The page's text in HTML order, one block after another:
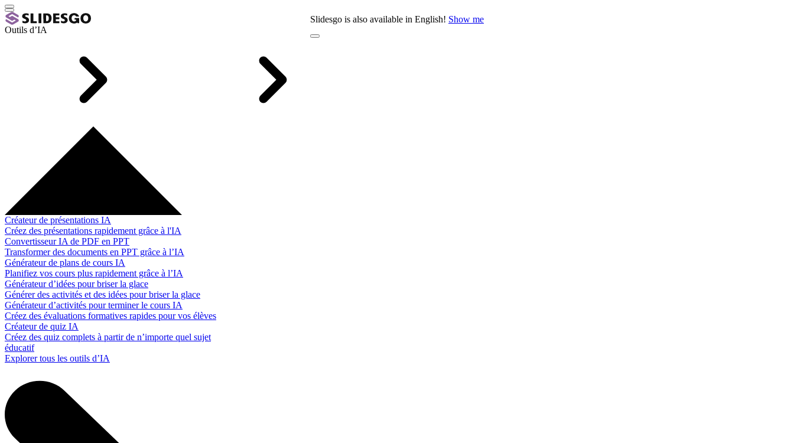
Slidesgo is also available in English! Show me
Outils d’IA
Créateur de présentations IA
Créez des présentations rapidement grâce à l'IA
Convertisseur IA de PDF en PPT
Transformer des documents en PPT grâce à l’IA
Générateur de plans de cours IA
Planifiez vos cours plus rapidement grâce à l’IA
Générateur d’idées pour briser la glace
Générer des activités et des idées pour briser la glace
Générateur d’activités pour terminer le cours IA
Créez des évaluations formatives rapides pour vos élèves
Créateur de quiz IA
Créez des quiz complets à partir de n’importe quel sujet
éducatif
Explorer tous les outils d’IA